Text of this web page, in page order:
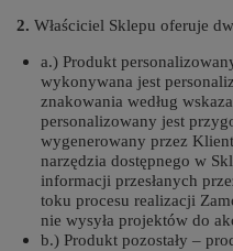
2. Właściciel Sklepu oferuje
a.) Produkt
wykonywana jest
znakowania według
personalizowany jest
wygenerowany przez
narzędzia dostępnego w
informacji przesłanych
toku procesu realizacji
nie wysyła projektów do
b.) Produkt pozostały –